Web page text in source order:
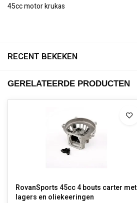
45cc motor krukas
RECENT BEKEKEN
GERELATEERDE PRODUCTEN
RovanSports 45cc 4 bouts carter met
lagers en oliekeeringen